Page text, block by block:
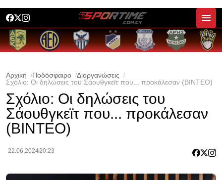
Αρχική Ποδόσφαιρο
Διοργανώσεις
Σχόλιο: Οι δηλώσεις του Σάουθγκεϊτ που... προκάλεσαν (ΒΙΝΤΕΟ)
Σχόλιο: Οι δηλώσεις του
Σάουθγκεϊτ που... προκάλεσαν
(ΒΙΝΤΕΟ)
22.06.202420:23